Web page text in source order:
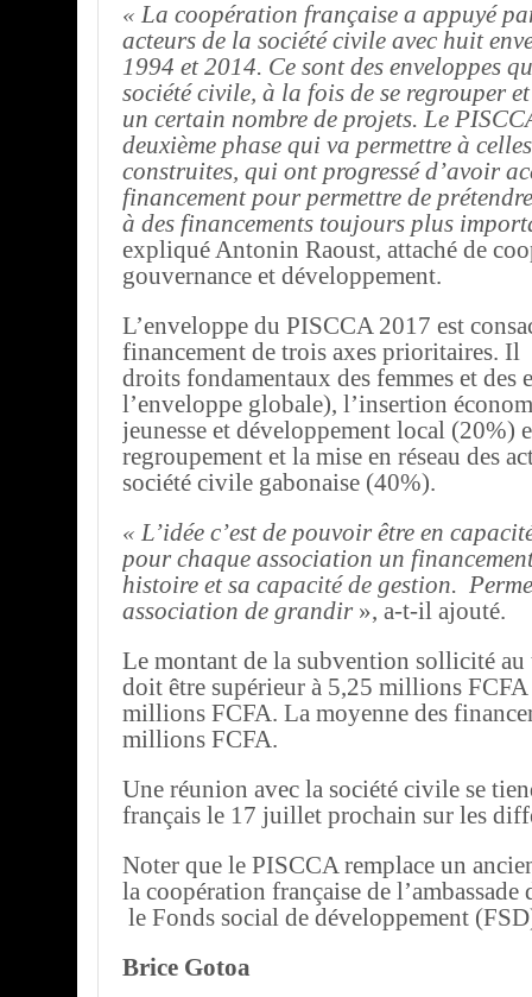
« La coopération française a appuyé
acteurs de la société civile avec huit
1994 et 2014. Ce sont des enveloppes
société civile, à la fois de se regrouper
un certain nombre de projets. Le
deuxième phase qui va permettre à
construites, qui ont progressé d’avoir
financement pour permettre de
à des financements toujours plus
expliqué Antonin Raoust, attaché de
gouvernance et développement.
L’enveloppe du PISCCA 2017 est
financement de trois axes prioritaires. Il
droits fondamentaux des femmes et des
l’enveloppe globale), l’insertion
jeunesse et développement local (20%)
regroupement et la mise en réseau des
société civile gabonaise (40%).
« L’idée c’est de pouvoir être en
pour chaque association un
histoire et sa capacité de gestion.
association de grandir», a-t-il ajouté.
Le montant de la subvention sollicité
doit être supérieur à 5,25 millions
millions FCFA. La moyenne des
millions FCFA.
Une réunion avec la société civile se
français le 17 juillet prochain sur les
Noter que le PISCCA remplace un
la coopération française de l’ambassade
le Fonds social de développement
Brice Gotoa